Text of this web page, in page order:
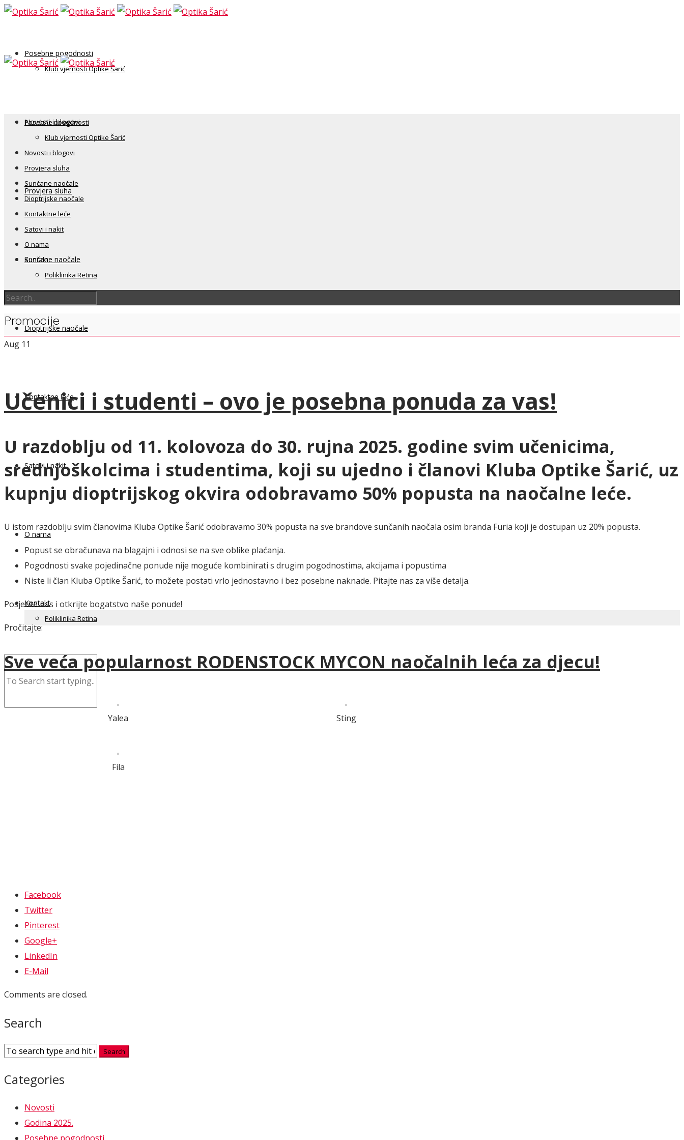
Posebne pogodnosti
Klub vjernosti Optike Šarić
Novosti i blogovi
Provjera sluha
Sunčane naočale
Dioptrijske naočale
Kontaktne leće
Satovi i nakit
O nama
Kontakt
Poliklinika Retina
Posebne pogodnosti
Klub vjernosti Optike Šarić
Novosti i blogovi
Provjera sluha
Sunčane naočale
Dioptrijske naočale
Kontaktne leće
Satovi i nakit
O nama
Kontakt
Poliklinika Retina
Promocije
Aug 11
Učenici i studenti – ovo je posebna ponuda za vas!
U razdoblju od 11. kolovoza do 30. rujna 2025. godine svim učenicima,
srednjoškolcima i studentima, koji su ujedno i članovi Kluba Optike Šarić, uz
kupnju dioptrijskog okvira odobravamo 50% popusta na naočalne leće.
U istom razdoblju svim članovima Kluba Optike Šarić odobravamo 30% popusta na sve brandove sunčanih naočala osim branda Furia koji je dostupan uz 20% popusta.
Popust se obračunava na blagajni i odnosi se na sve oblike plaćanja.
Pogodnosti svake pojedinačne ponude nije moguće kombinirati s drugim pogodnostima, akcijama i popustima
Niste li član Kluba Optike Šarić, to možete postati vrlo jednostavno i bez posebne naknade. Pitajte nas za više detalja.
Posjetite nas i otkrijte bogatstvo naše ponude!
Pročitajte:
Sve veća popularnost RODENSTOCK MYCON naočalnih leća za djecu!
Yalea Sting
Fila
Facebook
Twitter
Pinterest
Google+
LinkedIn
E-Mail
Comments are closed.
Search
Categories
Novosti
Godina 2025.